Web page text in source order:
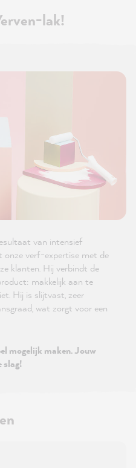
lak!
van intensief
onze verf-expertise met de
klanten. Hij verbindt de
makkelijk aan te
Hij is slijtvast, zeer
wat zorgt voor een
mogelijk maken. Jouw
slag!